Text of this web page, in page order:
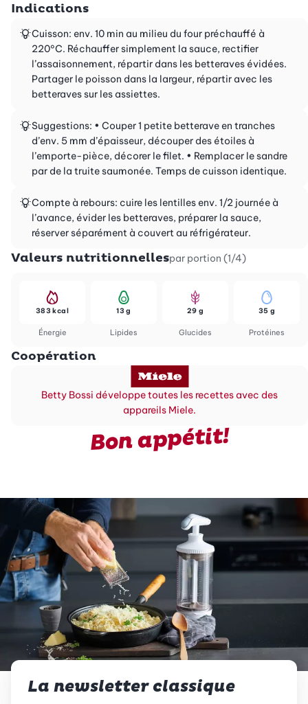
Indications
Cuisson: env. 10 min au milieu du four préchauffé à
220°C. Réchauffer simplement la sauce, rectifier
l’assaisonnement, répartir dans les betteraves évidées.
Partager le poisson dans la largeur, répartir avec les
betteraves sur les assiettes.
Suggestions: • Couper 1 petite betterave en tranches
d’env. 5 mm d’épaisseur, découper des étoiles à
l’emporte-pièce, décorer le filet. • Remplacer le sandre
par de la truite saumonée. Temps de cuisson identique.
Compte à rebours: cuire les lentilles env. 1/2 journée à
l’avance, évider les betteraves, préparer la sauce,
réserver séparément à couvert au réfrigérateur.
Valeurs nutritionnellespar portion (1/4)
Énergie
383 kcal
Lipides
13 g
Glucides
29 g
Protéines
35 g
Coopération
Betty Bossi développe toutes les recettes avec des
appareils Miele.
Bon appétit!
La newsletter classique